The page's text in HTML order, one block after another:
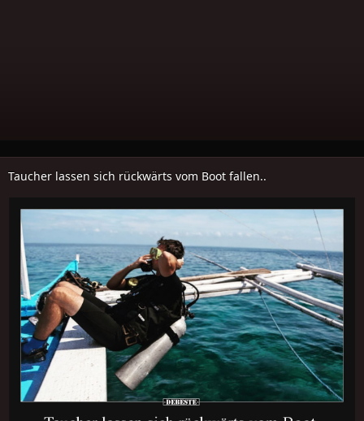
Taucher lassen sich rückwärts vom Boot fallen..